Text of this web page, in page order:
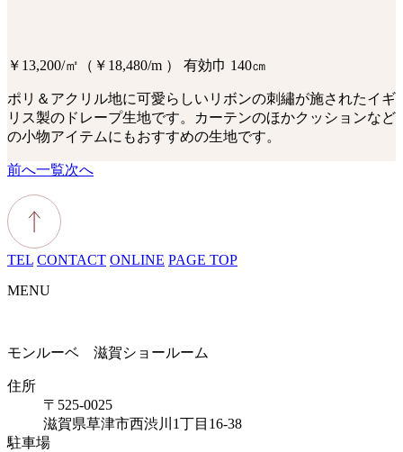
￥13,200/㎡（￥18,480/m ） 有効巾 140㎝
ポリ＆アクリル地に可愛らしいリボンの刺繡が施されたイギ
リス製のドレープ生地です。カーテンのほかクッションなど
の小物アイテムにもおすすめの生地です。
前へ一覧次へ
TEL CONTACT ONLINE PAGE TOP
MENU
モンルーベ 滋賀ショールーム
住所
〒525-0025
滋賀県草津市西渋川1丁目16-38
駐車場